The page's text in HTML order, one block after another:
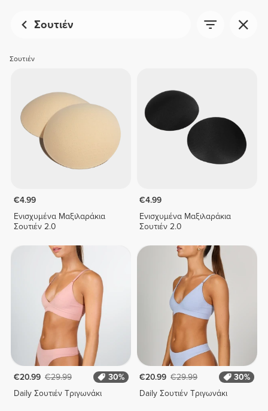
Σουτιέν
Σουτιέν
€4.99
Ενισχυμένα Μαξιλαράκια
Σουτιέν 2.0
€4.99
Ενισχυμένα Μαξιλαράκια
Σουτιέν 2.0
€20.99 €29.99
30%
Daily Σουτιέν Τριγωνάκι
€20.99 €29.99
30%
Daily Σουτιέν Τριγωνάκι